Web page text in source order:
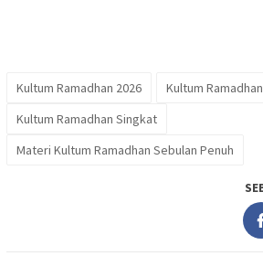
Kultum Ramadhan 2026
Kultum
Kultum Ramadhan Singkat
Materi Kultum Ramadhan Sebulan Penuh